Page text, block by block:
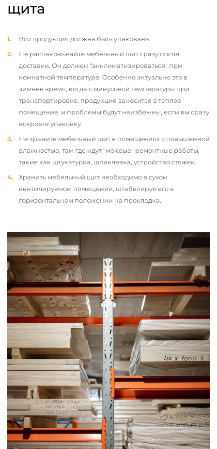
щита
Вся продукция должна быть упакована.
Не распаковывайте мебельный щит сразу после
доставки. Он должен "акклиматизироваться" при
комнатной температуре. Особенно актуально это в
зимнее время, когда с минусовой температуры при
транспортировке, продукция заносится в теплое
помещение, и проблемы будут неизбежны, если вы сразу
вскроете упаковку.
Не храните мебельный щит в помещениях с повышенной
влажностью, там где идут "мокрые" ремонтные работы,
такие как штукатурка, шпаклевка, устройство стяжек.
Хранить мебельный щит необходимо в сухом
вентилируемом помещении, штабелируя его в
горизонтальном положении на прокладка.